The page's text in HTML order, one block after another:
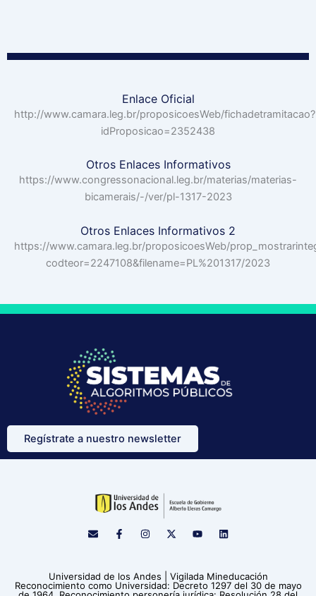
Enlace Oficial
http://www.camara.leg.br/proposicoesWeb/fichadetramitacao?
idProposicao=2352438
Otros Enlaces Informativos
https://www.congressonacional.leg.br/materias/materias-
bicamerais/-/ver/pl-1317-2023
Otros Enlaces Informativos 2
https://www.camara.leg.br/proposicoesWeb/
codteor=2247108&filename=PL%201317/2023
Regístrate a nuestro newsletter
E
n
o
p
F
a
o
o
I
n
g
r
X
-
t
Y
o
b
e
L
i
d
i
Universidad de los Andes | Vigilada Mineducación
Reconocimiento como Universidad: Decreto 1297 del 30 de mayo